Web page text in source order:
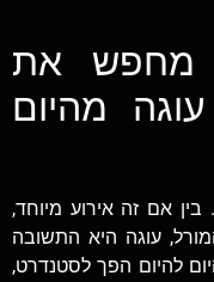
מחפש את
מהיום
אם זה אירוע מיוחד,
עוגה היא התשובה
להיום הפך לסטנדרט,